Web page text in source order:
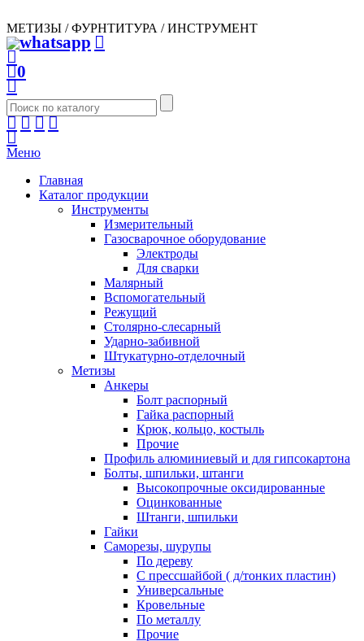
МЕТИЗЫ / ФУРНТИТУРА / ИНСТРУМЕНТ
0
Меню
Главная
Каталог продукции
Инструменты
Измерительный
Газосварочное оборудование
Электроды
Для сварки
Малярный
Вспомогательный
Режущий
Столярно-слесарный
Ударно-забивной
Штукатурно-отделочный
Метизы
Анкеры
Болт распорный
Гайка распорный
Крюк, кольцо, костыль
Прочие
Профиль алюминиевый и для гипсокартона
Болты, шпильки, штанги
Высокопрочные оксидированные
Оцинкованные
Штанги, шпильки
Гайки
Саморезы, шурупы
По дереву
С прессшайбой ( д/тонких пластин)
Универсальные
Кровельные
По металлу
Прочие